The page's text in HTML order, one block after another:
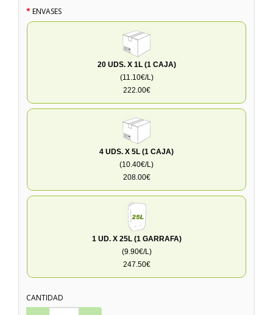
ENVASES
20 UDS. X 1L (1 CAJA)
(11.10€/L)
222.00€
4 UDS. X 5L (1 CAJA)
(10.40€/L)
208.00€
1 UD. X 25L (1 GARRAFA)
(9.90€/L)
247.50€
CANTIDAD